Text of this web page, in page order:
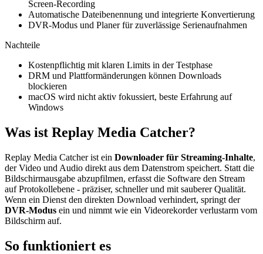
Screen-Recording
Automatische Dateibenennung und integrierte Konvertierung
DVR-Modus und Planer für zuverlässige Serienaufnahmen
Nachteile
Kostenpflichtig mit klaren Limits in der Testphase
DRM und Plattformänderungen können Downloads
blockieren
macOS wird nicht aktiv fokussiert, beste Erfahrung auf
Windows
Was ist Replay Media Catcher?
Replay Media Catcher ist ein Downloader für Streaming-Inhalte,
der Video und Audio direkt aus dem Datenstrom speichert. Statt die
Bildschirmausgabe abzupfilmen, erfasst die Software den Stream
auf Protokollebene - präziser, schneller und mit sauberer Qualität.
Wenn ein Dienst den direkten Download verhindert, springt der
DVR-Modus ein und nimmt wie ein Videorekorder verlustarm vom
Bildschirm auf.
So funktioniert es